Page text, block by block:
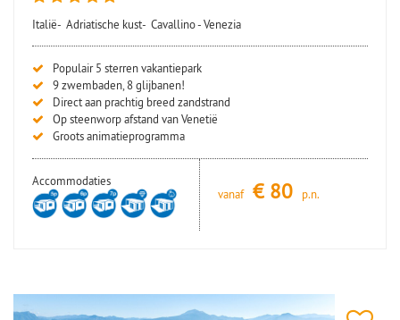
Italië- Adriatische kust- Cavallino - Venezia
Populair 5 sterren vakantiepark
9 zwembaden, 8 glijbanen!
Direct aan prachtig breed zandstrand
Op steenworp afstand van Venetië
Groots animatieprogramma
Accommodaties
vanaf
€ 80 p.n.